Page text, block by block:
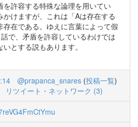
を許容する特殊な論理を用いてい
けますが、これは「Aは存在する
存在である。ゆえに言葉によって假
で、矛盾を許容しているわけでは
とする説もあります。
@prapanca_snares (投稿一覧)
リツイート・ネットワーク (3)